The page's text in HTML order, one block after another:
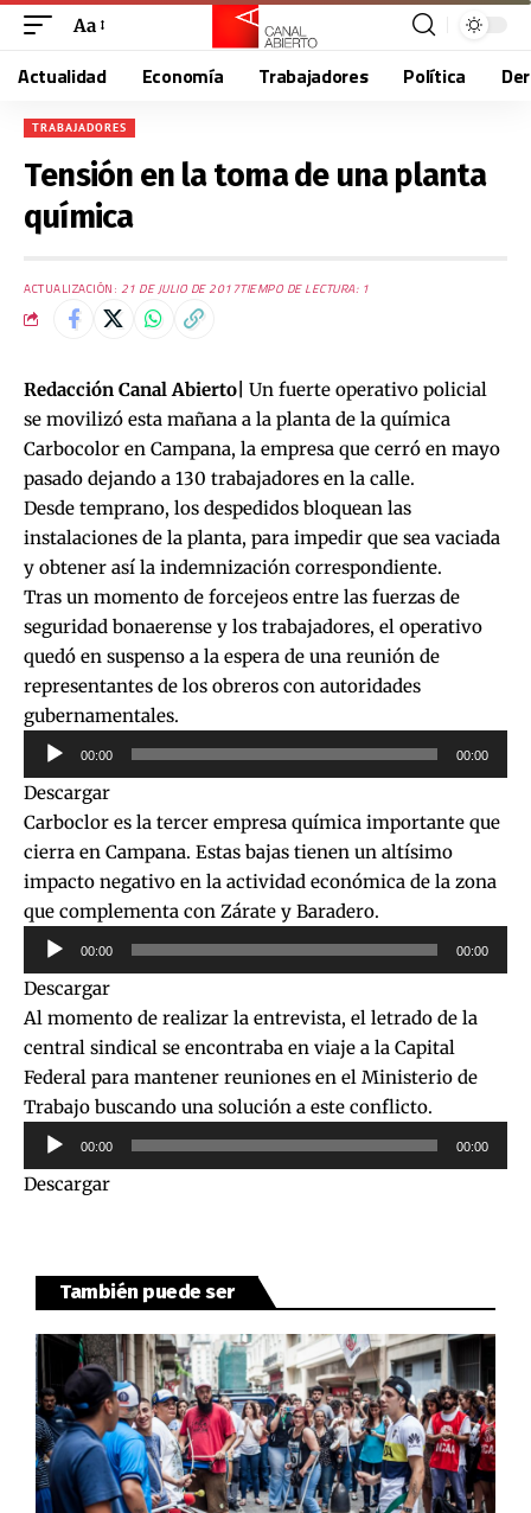
Aa
Actualidad Economía Trabajadores Política
TRABAJADORES
Tensión en la toma de una planta
química
ACTUALIZACIÓN: 21 DE JULIO DE 2017TIEMPO DE LECTURA: 1
Redacción Canal Abierto| Un fuerte operativo policial
se movilizó esta mañana a la planta de la química
Carbocolor en Campana, la empresa que cerró en mayo
pasado dejando a 130 trabajadores en la calle.
Desde temprano, los despedidos bloquean las
instalaciones de la planta, para impedir que sea vaciada
y obtener así la indemnización correspondiente.
Tras un momento de forcejeos entre las fuerzas de
seguridad bonaerense y los trabajadores, el operativo
quedó en suspenso a la espera de una reunión de
representantes de los obreros con autoridades
gubernamentales.
Reproductor
de
audio
00:00 00:00
Descargar
Carboclor es la tercer empresa química importante que
cierra en Campana. Estas bajas tienen un altísimo
impacto negativo en la actividad económica de la zona
que complementa con Zárate y Baradero.
Reproductor
de
audio
00:00 00:00
Descargar
Al momento de realizar la entrevista, el letrado de la
central sindical se encontraba en viaje a la Capital
Federal para mantener reuniones en el Ministerio de
Trabajo buscando una solución a este conflicto.
Reproductor
de
audio
00:00 00:00
Descargar
También puede ser